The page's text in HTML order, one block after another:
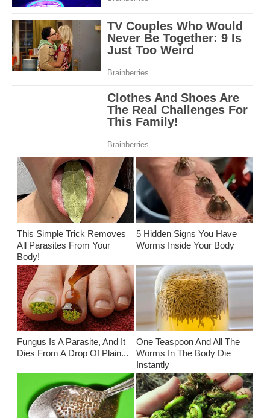
This Simple Trick Removes
All Parasites From Your
Body!
5 Hidden Signs You Have
Worms Inside Your Body
Fungus Is A Parasite, And It
Dies From A Drop Of Plain...
One Teaspoon And All The
Worms In The Body Die
Instantly